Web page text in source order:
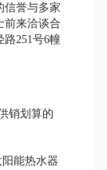
信誉与多家
前来洽谈合
251号6幢
销划算的
能热水器